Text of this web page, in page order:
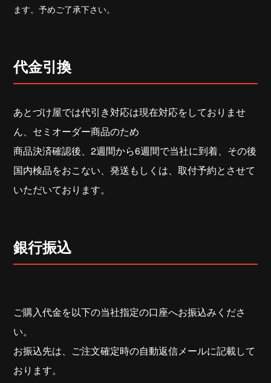
ます。予めご了承下さい。
代金引換
あとづけ屋では代引き対応は現在対応をしておりませ
ん、セミオーダー商品のため
商品決済確認後、2週間から6週間で当社に到着、その後
国内検品をおこない、発送もしくは、取付予約とさせて
いただいております。
銀行振込
ご購入代金を以下の当社指定の口座へお振込みくださ
い。
お振込先は、ご注文確定時の自動返信メールに記載して
おります。